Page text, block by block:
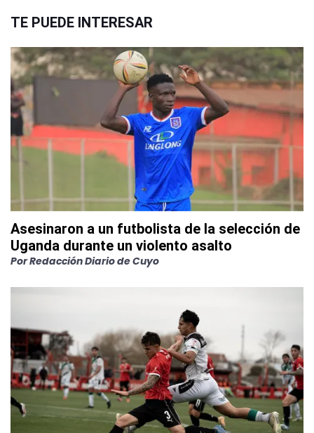
TE PUEDE INTERESAR
Asesinaron a un futbolista de la selección de
Uganda durante un violento asalto
PorRedacción Diario de Cuyo